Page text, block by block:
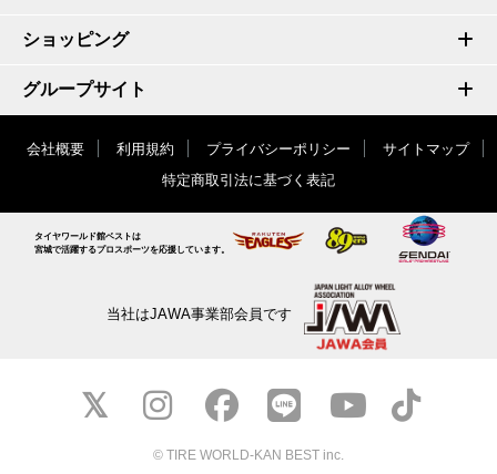
ショッピング
グループサイト
会社概要 利用規約 プライバシーポリシー
サイトマップ
特定商取引法に基づく表記
タイヤワールド館ベストは
宮城で活躍するプロスポーツを応援しています。
当社はJAWA事業部会員です
© TIRE WORLD-KAN BEST inc.